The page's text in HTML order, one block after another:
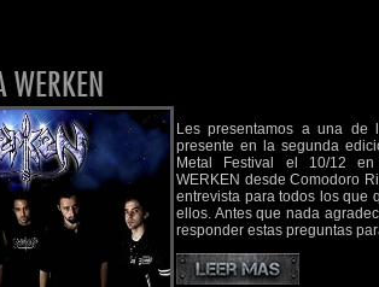
WERKEN
Les presentamos a una de
presente en la segunda
Metal Festival el 10/12
WERKEN desde Comodoro
entrevista para todos los que
ellos. Antes que nada
responder estas preguntas